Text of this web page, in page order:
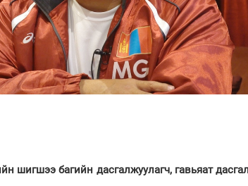
шигшээ багийн дасгалжуулагч, гавьяат